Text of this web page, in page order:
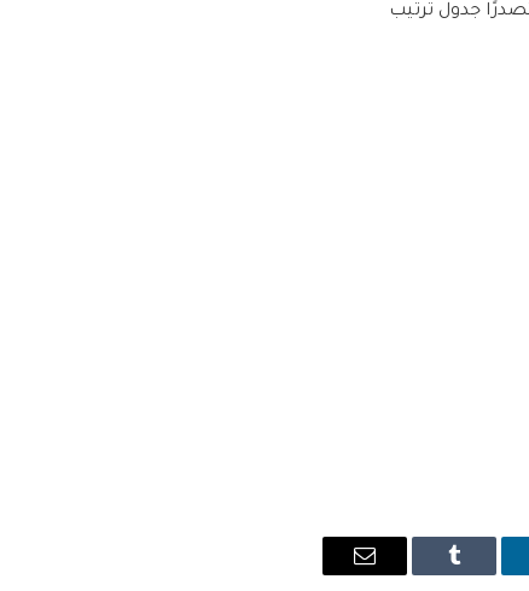
جدول ترتيب
Tumblr
البريد